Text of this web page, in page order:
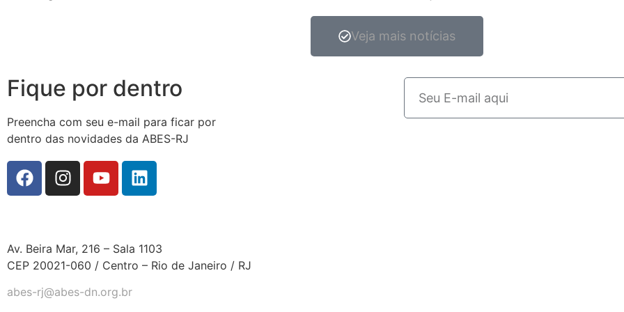
Veja mais notícias
Fique por dentro
Preencha com seu e-mail para ficar por
dentro das novidades da ABES-RJ
Av. Beira Mar, 216 – Sala 1103
CEP 20021-060 / Centro – Rio de Janeiro / RJ
abes-rj@abes-dn.org.br